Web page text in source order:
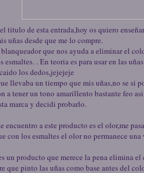
titulo de esta entrada,hoy os quiero
uñas desde que me lo compre.
que nos ayuda a eliminar el
esmaltes. . En teoria es para usar en las
los dedos,jejejeje
llevaba un tiempo que mis uñas,no se si
a tener un tono amarillento bastante feo
marca y decidi probarlo.
encuentro a este producto es el olor,me
con los esmaltes el olor no permanece una
un producto que merece la pena elimina
que pinto las uñas como base antes del